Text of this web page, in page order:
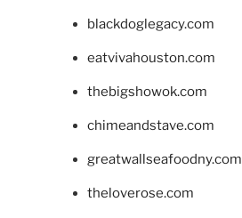
blackdoglegacy.com
eatvivahouston.com
thebigshowok.com
chimeandstave.com
greatwallseafoodny.com
theloverose.com